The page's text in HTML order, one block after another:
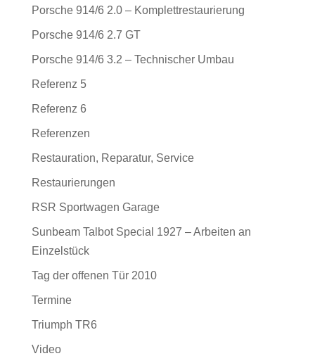
Porsche 914/6 2.0 – Komplettrestaurierung
Porsche 914/6 2.7 GT
Porsche 914/6 3.2 – Technischer Umbau
Referenz 5
Referenz 6
Referenzen
Restauration, Reparatur, Service
Restaurierungen
RSR Sportwagen Garage
Sunbeam Talbot Special 1927 – Arbeiten an
Einzelstück
Tag der offenen Tür 2010
Termine
Triumph TR6
Video